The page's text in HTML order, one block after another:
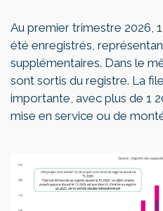
Au premier trimestre 2026,
été enregistrés,
supplémentaires. Dans le
sont sortis du registre. La
importante, avec plus de 1
mise en service ou de